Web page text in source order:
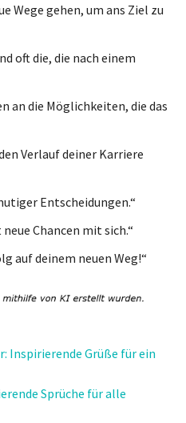
Wege gehen, um ans Ziel zu
oft die, die nach einem
an die Möglichkeiten, die das
Verlauf deiner Karriere
Entscheidungen.“
Chancen mit sich.“
auf deinem neuen Weg!“
Inspirierende Grüße für ein
Sprüche für alle